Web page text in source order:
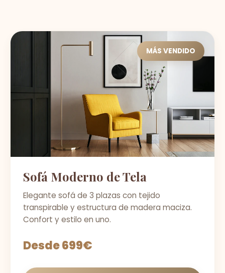
MÁS VENDIDO
Sofá Moderno de Tela
Elegante sofá de 3 plazas con tejido
transpirable y estructura de madera maciza.
Confort y estilo en uno.
Desde 699€